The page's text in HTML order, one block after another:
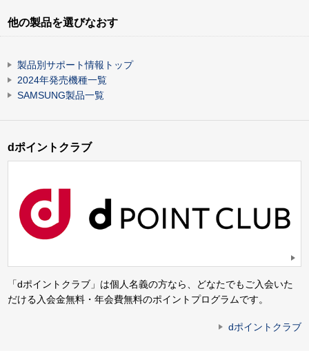
他の製品を選びなおす
製品別サポート情報トップ
2024年発売機種一覧
SAMSUNG製品一覧
dポイントクラブ
「dポイントクラブ」は個人名義の方なら、どなたでもご入会いた
だける入会金無料・年会費無料のポイントプログラムです。
dポイントクラブ